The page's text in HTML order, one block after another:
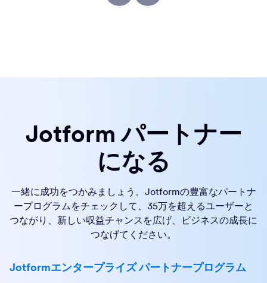
Jotform パートナー
になる
一緒に成功をつかみましょう。Jotformの豊富なパートナ
ープログラムをチェックして、35万を超えるユーザーと
つながり、新しい収益チャンスを広げ、ビジネスの成長に
つなげてください。
Jotformエンタープライズ パートナープログラム